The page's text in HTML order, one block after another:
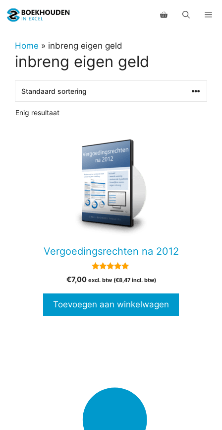
naar
inhoudHome » inbreng eigen geld
inbreng eigen geld
Enig resultaat
Vergoedingsrechten na 2012
van 5
€7,00 excl. btw (€8,47incl. btw)
Toevoegen aan winkelwagen